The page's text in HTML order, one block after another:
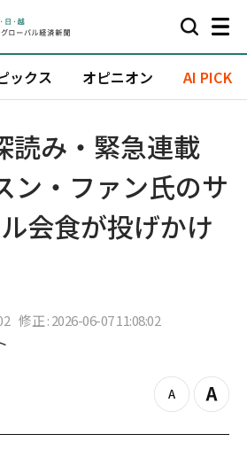
ックス オピニオン AI PICK
読み・緊急連載
・ファン氏のサ
会食が投げかけ
修正 : 2026-06-07 11:08:02
z
o
Z
o